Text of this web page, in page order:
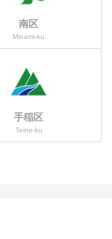
南区
Minami-ku
手稲区
Teine-ku